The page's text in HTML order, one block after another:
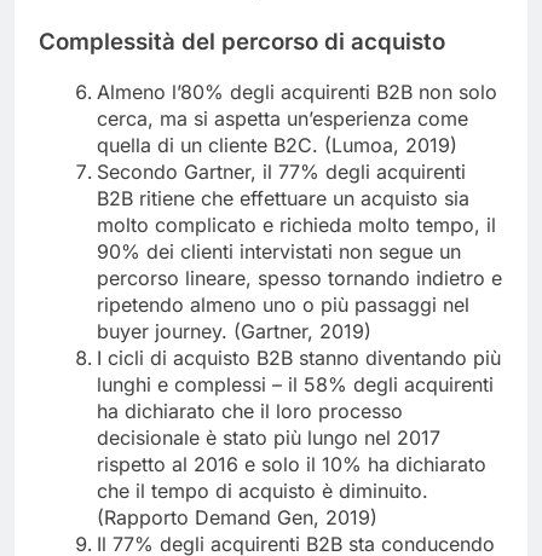
Complessità del percorso di acquisto
Almeno l’80% degli acquirenti B2B non solo
cerca, ma si aspetta un’esperienza come
quella di un cliente B2C. (Lumoa, 2019)
Secondo Gartner, il 77% degli acquirenti
B2B ritiene che effettuare un acquisto sia
molto complicato e richieda molto tempo, il
90% dei clienti intervistati non segue un
percorso lineare, spesso tornando indietro e
ripetendo almeno uno o più passaggi nel
buyer journey. (Gartner, 2019)
I cicli di acquisto B2B stanno diventando più
lunghi e complessi – il 58% degli acquirenti
ha dichiarato che il loro processo
decisionale è stato più lungo nel 2017
rispetto al 2016 e solo il 10% ha dichiarato
che il tempo di acquisto è diminuito.
(Rapporto Demand Gen, 2019)
Il 77% degli acquirenti B2B sta conducendo